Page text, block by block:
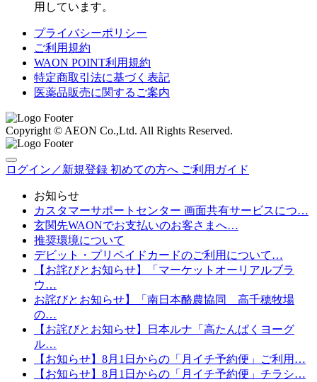
用しています。
プライバシーポリシー
ご利用規約
WAON POINT利用規約
特定商取引法に基づく表記
医薬品販売に関するご案内
Copyright © AEON Co.,Ltd. All Rights Reserved.
ログイン／新規登録 初めての方へ ご利用ガイド
お知らせ
カスタマーサポートセンター 画面共有サービスにつ…
玄関先WAONでお支払いのお客さまへ…
推奨環境について
デビット・プリペイドカードのご利用について…
【お詫びとお知らせ】「マーケットオーリアルブラ
ウ…
お詫びとお知らせ】「南日本酪農協同 高千穂牧場
の…
【お詫びとお知らせ】日本ルナ「高たんぱくヨーグ
ル…
【お知らせ】8月1日からの「月イチ予約便」ご利用…
【お知らせ】8月1日からの「月イチ予約便」チラシ…